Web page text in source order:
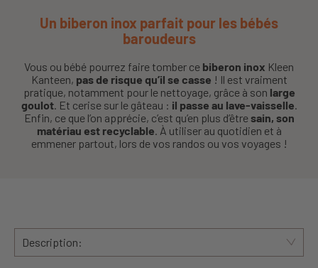
Un biberon inox parfait pour les bébés
baroudeurs
Vous ou bébé pourrez faire tomber ce biberon inox Kleen
Kanteen, pas de risque qu’il se casse ! Il est vraiment
pratique, notamment pour le nettoyage, grâce à son large
goulot. Et cerise sur le gâteau : il passe au lave-vaisselle.
Enfin, ce que l’on apprécie, c’est qu’en plus d’êtresain, son
matériau est recyclable. À utiliser au quotidien et à
emmener partout, lors de vos randos ou vos voyages !
Description: